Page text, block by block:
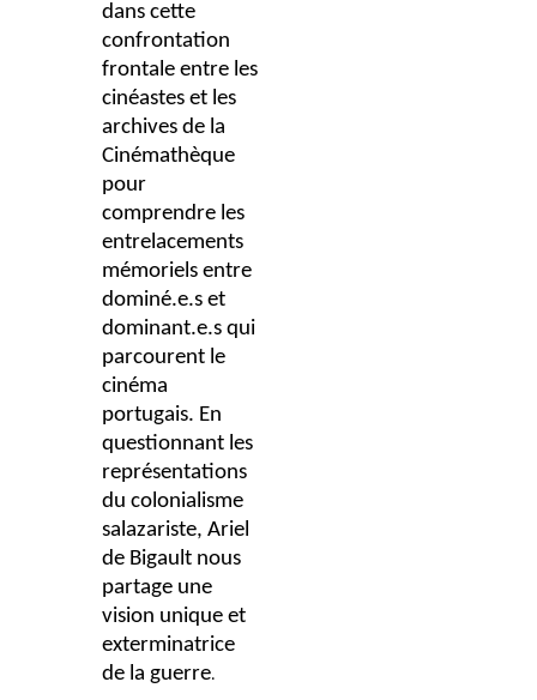
dans cette
confrontation
frontale entre les
cinéastes et les
archives de la
Cinémathèque
pour
comprendre les
entrelacements
mémoriels entre
dominé.e.s et
dominant.e.s qui
parcourent le
cinéma
portugais. En
questionnant les
représentations
du colonialisme
salazariste, Ariel
de Bigault nous
partage une
vision unique et
exterminatrice
de la guerre.